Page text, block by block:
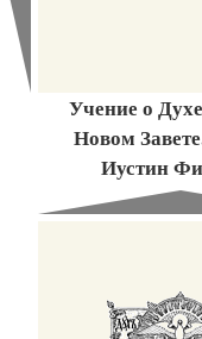
Учение о
Новом
Иустин